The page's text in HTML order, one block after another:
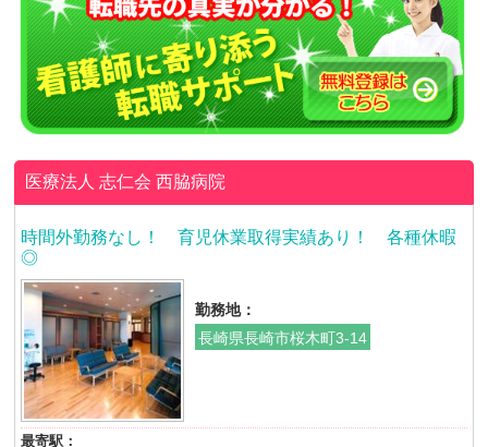
医療法人 志仁会西脇病院
時間外勤務なし！ 育児休業取得実績あり！ 各種休暇
◎
勤務地：
長崎県長崎市桜木町3-14
最寄駅：